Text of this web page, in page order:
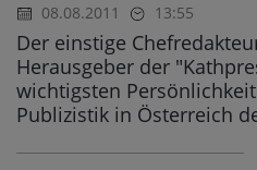
08.08.2011 13:55
Der einstige
Herausgeber der
wichtigsten
Publizistik in Österreich